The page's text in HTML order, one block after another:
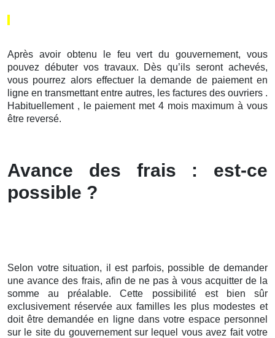
Après avoir obtenu le feu vert du gouvernement, vous
pouvez débuter vos travaux. Dès qu’ils seront achevés,
vous pourrez alors effectuer la demande de paiement en
ligne en transmettant entre autres, les factures des ouvriers .
Habituellement , le paiement met 4 mois maximum à vous
être reversé.
Avance des frais : est-ce
possible ?
Selon votre situation, il est parfois, possible de demander
une avance des frais, afin de ne pas à vous acquitter de la
somme au préalable. Cette possibilité est bien sûr
exclusivement réservée aux familles les plus modestes et
doit être demandée en ligne dans votre espace personnel
sur le site du gouvernement sur lequel vous avez fait votre